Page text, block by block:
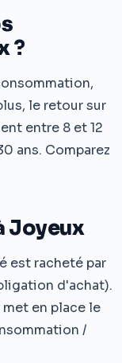
?
le retour sur
entre 8 et 12
ans. Comparez
Joyeux
est racheté par
d'achat).
met en place le
/